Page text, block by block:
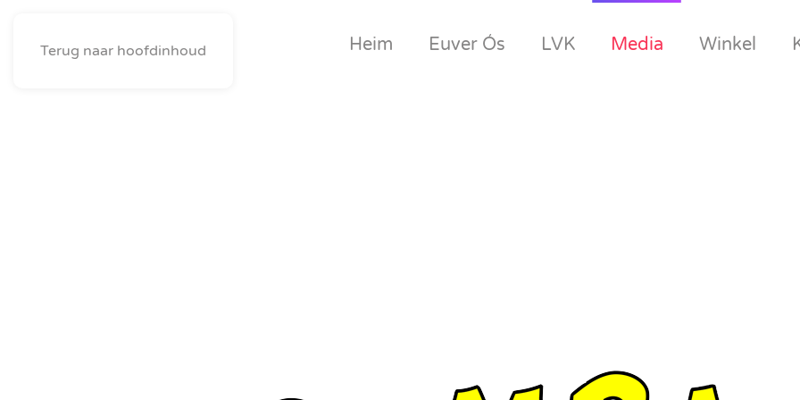
Terug naar hoofdinhoud Heim Euver Ós LVK Media Winkel